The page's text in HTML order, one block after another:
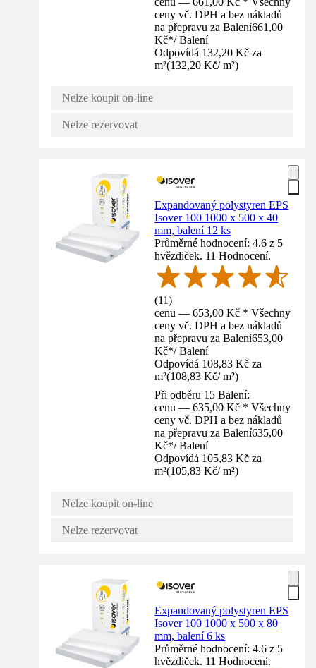
ceny vč. DPH a bez nákladů
na přepravu za Balení661,00
Kč*/ Balení
Odpovídá 132,20 Kč za
m²(132,20 Kč/ m²)
Nelze koupit on-line
Nelze rezervovat
Expandovaný polystyren EPS
Isover 100 1000 x 500 x 40
mm, balení 12 ks
Průměrné hodnocení: 4.6 z 5
hvězdiček. 11 Hodnocení.
(11)
cenu — 653,00 Kč * Všechny
ceny vč. DPH a bez nákladů
na přepravu za Balení653,00
Kč*/ Balení
Odpovídá 108,83 Kč za
m²(108,83 Kč/ m²)
Při odběru 15 Balení:
cenu — 635,00 Kč * Všechny
ceny vč. DPH a bez nákladů
na přepravu za Balení635,00
Kč*/ Balení
Odpovídá 105,83 Kč za
m²(105,83 Kč/ m²)
Nelze koupit on-line
Nelze rezervovat
Expandovaný polystyren EPS
Isover 100 1000 x 500 x 80
mm, balení 6 ks
Průměrné hodnocení: 4.6 z 5
hvězdiček. 11 Hodnocení.